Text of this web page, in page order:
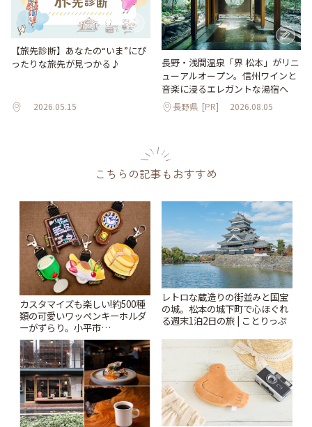
【旅先診断】あなたの“いま”にぴ
ったりな旅先が見つかる♪
2026.05.15
長野・浅間温泉「界 松本」がリニ
ューアルオープン。信州ワインと
音楽に浸るエレガントな湯宿へ
長野県 [PR] 2026.08.05
こちらの記事もおすすめ
カスタマイズも楽しい!約500種
類の可愛いワッペンキーホルダ
ーがずらり。小平市
「Kimamaya T&K」 | ことりっ
ぷ
レトロな蔵造りの街並みと国宝
の城。松本の城下町で心ほぐれ
る週末1泊2日の旅 | ことりっぷ